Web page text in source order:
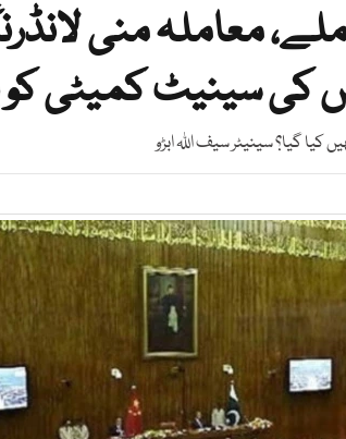
ملے، معاملہ منی
کی سینیٹ کمیٹی